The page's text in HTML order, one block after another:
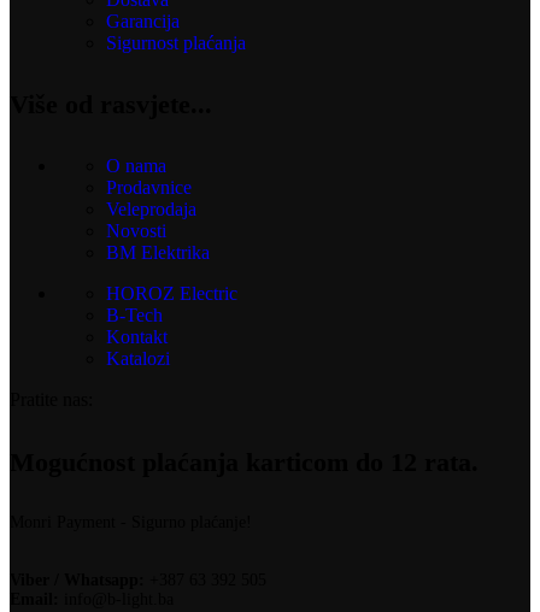
Garancija
Sigurnost plaćanja
O nama
Prodavnice
Veleprodaja
Novosti
BM Elektrika
HOROZ Electric
B-Tech
Kontakt
Katalozi